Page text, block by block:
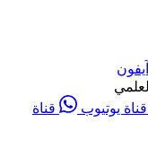
قناة يوتيوب
قناة